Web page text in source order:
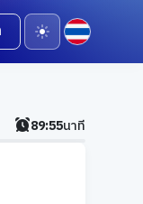
89:54นาที